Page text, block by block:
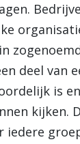
deel van
is
kijken.
iedere